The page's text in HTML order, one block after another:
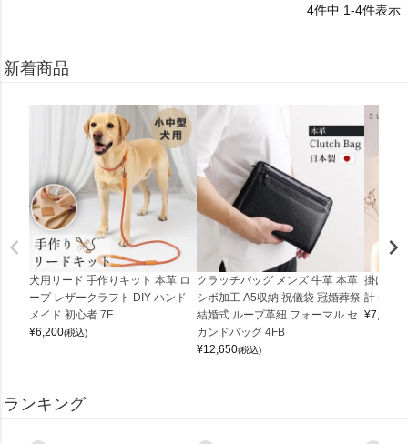
4件中 1-4件表示
新着商品
犬用リード 手作りキット 本革 ロ
ープ レザークラフト DIY ハンド
メイド 初心者 7F
¥6,200(税込)
クラッチバッグ メンズ 牛革 本革
シボ加工 A5収納 祝儀袋 冠婚葬祭
結婚式 ループ革紐 フォーマル セ
カンドバッグ 4FB
¥12,650(税込)
掛け時
計
¥7,150
ランキング